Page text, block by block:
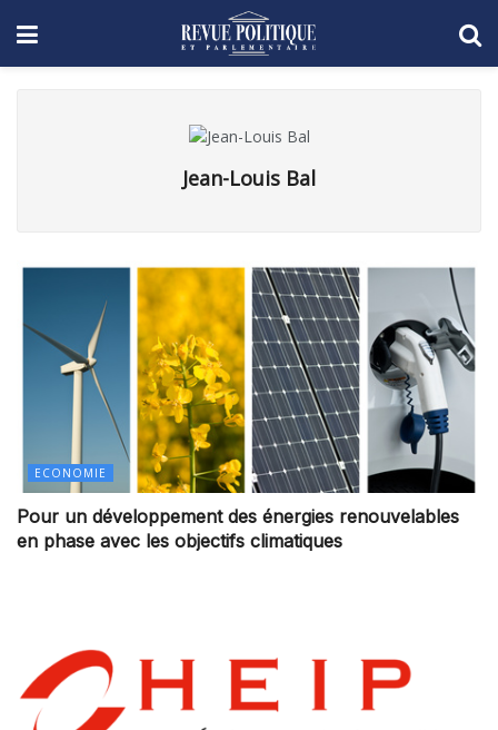
Jean-Louis Bal
ECONOMIE
Pour un développement des énergies renouvelables
en phase avec les objectifs climatiques